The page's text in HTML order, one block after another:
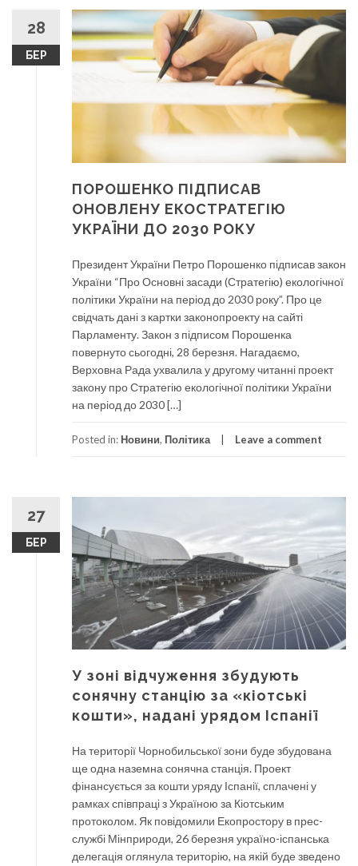
28
БЕР
ПОРОШЕНКО ПІДПИСАВ
ОНОВЛЕНУ ЕКОСТРАТЕГІЮ
УКРАЇНИ ДО 2030 РОКУ
Президент України Петро Порошенко підписав закон
України “Про Основні засади (Стратегію) екологічної
політики України на період до 2030 року”. Про це
свідчать дані з картки законопроекту на сайті
Парламенту. Закон з підписом Порошенка
повернуто сьогодні, 28 березня. Нагадаємо,
Верховна Рада ухвалила у другому читанні проект
закону про Стратегію екологічної політики України
на період до 2030 […]
Posted in: Новини, Політика Leave a comment
27
БЕР
У зоні відчуження збудують
сонячну станцію за «кіотські
кошти», надані урядом Іспанії
На території Чорнобильської зони буде збудована
ще одна наземна сонячна станція. Проект
фінансується за кошти уряду Іспанії, сплачені у
рамках співпраці з Україною за Кіотським
протоколом. Як повідомили Екопростору в прес-
службі Мінприроди, 26 березня україно-іспанська
делегація оглянула територію, на якій буде зведено